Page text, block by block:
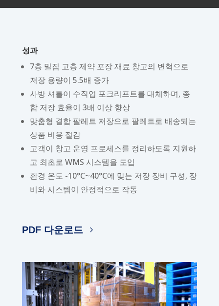
성과
7층 밀집 고층 제약 포장 재료 창고의 변혁으로
저장 용량이 5.5배 증가
사방 셔틀이 수작업 포크리프트를 대체하며, 종
합 저장 효율이 3배 이상 향상
맞춤형 결합 팔레트 저장으로 팔레트로 배송되는
상품 비용 절감
고객이 창고 운영 프로세스를 정리하도록 지원하
고 최초로 WMS 시스템을 도입
환경 온도 -10°C~40°C에 맞는 저장 장비 구성, 장
비와 시스템이 안정적으로 작동
PDF 다운로드